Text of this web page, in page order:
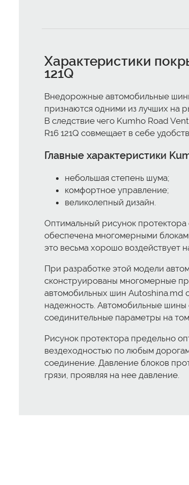
Характеристики
121Q
Внедорожные автомобильные
признаются одними из лучших на
В следствие чего Kumho Road
R16 121Q совмещает в себе
Главные характеристики
небольшая степень шума;
комфортное управление;
великолепный дизайн.
Оптимальный рисунок
обеспечена многомерными
это весьма хорошо воздействует
При разработке этой модели
сконструированы многомерные
автомобильных шин Autoshina.md
надежность. Автомобильные шины
соединительные параметры на
Рисунок протектора предельно
вездеходностью по любым
соединение. Давление блоков
грязи, проявляя на нее давление.